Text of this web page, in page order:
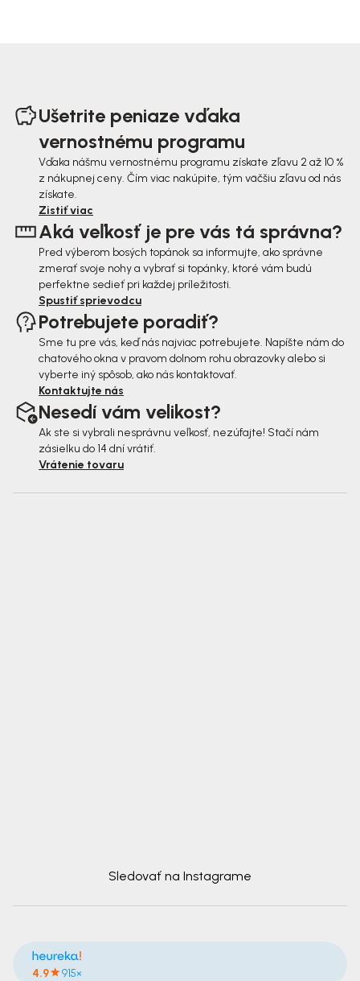
Ušetrite peniaze vďaka
vernostnému programu
Vďaka nášmu vernostnému programu získate zľavu 2 až 10 %
z nákupnej ceny. Čím viac nakúpite, tým väčšiu zľavu od nás
získate.
Zistiť viac
Aká veľkosť je pre vás tá správna?
Pred výberom bosých topánok sa informujte, ako správne
zmerať svoje nohy a vybrať si topánky, ktoré vám budú
perfektne sedieť pri každej príležitosti.
Spustiť sprievodcu
Potrebujete poradiť?
Sme tu pre vás, keď nás najviac potrebujete. Napíšte nám do
chatového okna v pravom dolnom rohu obrazovky alebo si
vyberte iný spôsob, ako nás kontaktovať.
Kontaktujte nás
Nesedí vám velikost?
Ak ste si vybrali nesprávnu veľkosť, nezúfajte! Stačí nám
zásielku do 14 dní vrátiť.
Vrátenie tovaru
Sledovať na Instagrame
4.9 915×